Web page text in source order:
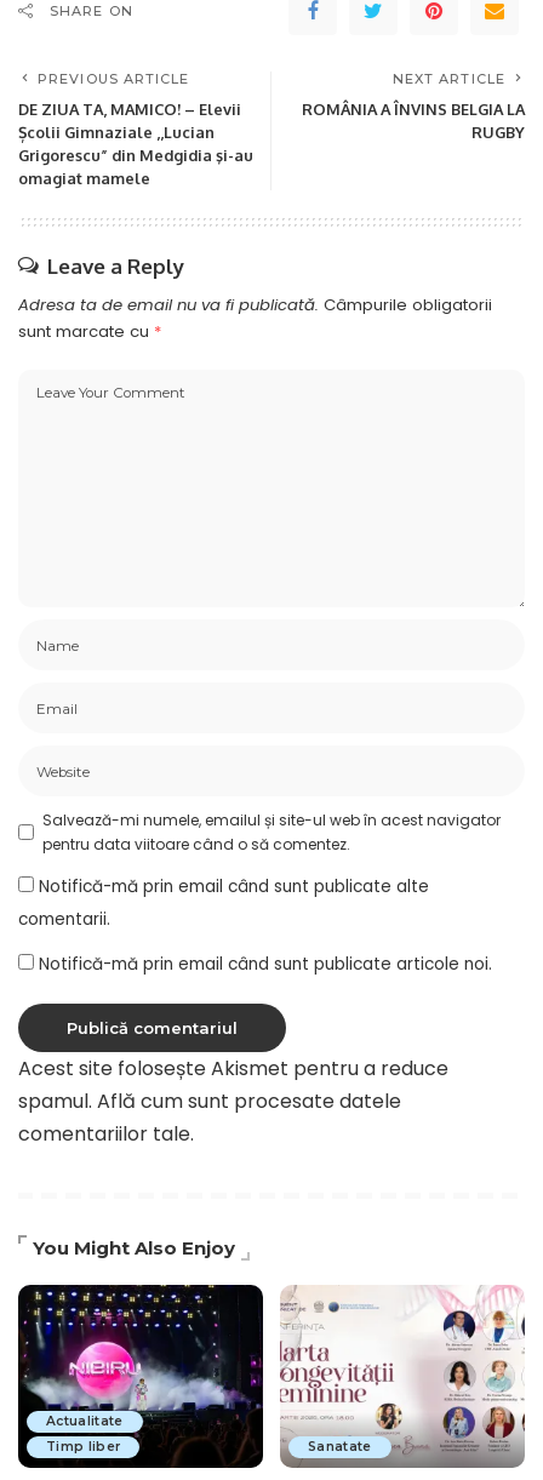
SHARE ON
PREVIOUS ARTICLE
DE ZIUA TA, MAMICO! – Elevii
Școlii Gimnaziale ,,Lucian
Grigorescu” din Medgidia şi-au
omagiat mamele
NEXT ARTICLE
ROMÂNIA A ÎNVINS BELGIA LA
RUGBY
Leave a Reply
Adresa ta de email nu va fi publicată. Câmpurile obligatorii
sunt marcate cu *
Salvează-mi numele, emailul și site-ul web în acest navigator
pentru data viitoare când o să comentez.
Notifică-mă prin email când sunt publicate alte
comentarii.
Notifică-mă prin email când sunt publicate articole noi.
Acest site folosește Akismet pentru a reduce
spamul. Află cum sunt procesate datele
comentariilor tale.
You Might Also Enjoy
Actualitate
Timp liber
Sanatate